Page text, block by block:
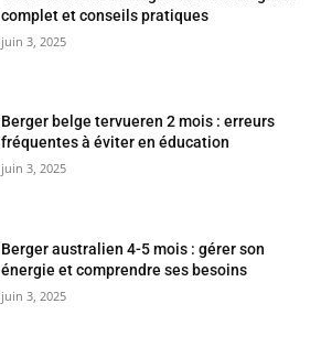
complet et conseils pratiques
juin 3, 2025
Berger belge tervueren 2 mois : erreurs
fréquentes à éviter en éducation
juin 3, 2025
Berger australien 4-5 mois : gérer son
énergie et comprendre ses besoins
juin 3, 2025